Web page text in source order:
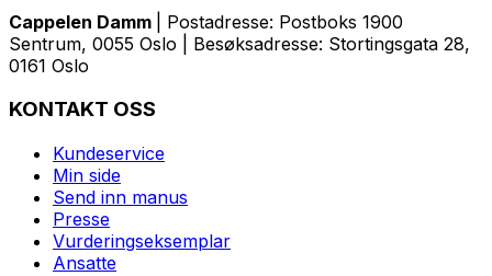
Cappelen Damm
| Postadresse: Postboks 1900
Sentrum, 0055 Oslo | Besøksadresse: Stortingsgata 28,
0161 Oslo
KONTAKT OSS
Kundeservice
Min side
Send inn manus
Presse
Vurderingseksemplar
Ansatte